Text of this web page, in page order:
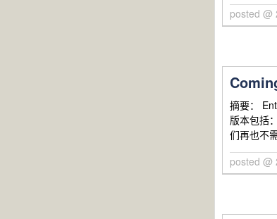
posted @
摘要：
版本包括
们再也不
posted @